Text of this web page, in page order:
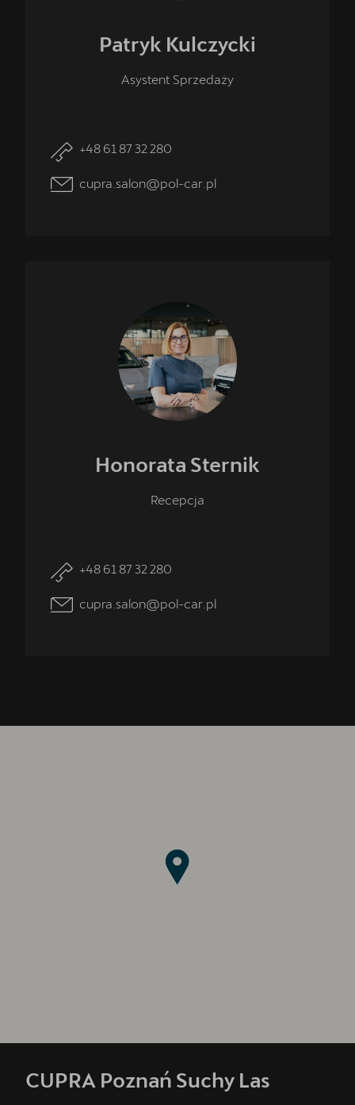
Patryk Kulczycki
Asystent Sprzedaży
+48 61 87 32 280
cupra.salon@pol-car.pl
Honorata Sternik
Recepcja
+48 61 87 32 280
cupra.salon@pol-car.pl
CUPRA Poznań Suchy Las